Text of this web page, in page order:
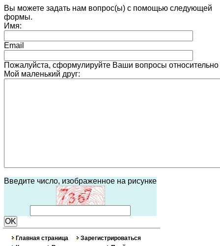
Вы можете задать нам вопрос(ы) с помощью следующей
формы.
Имя:
Email
Пожалуйста, сформулируйте Ваши вопросы относительно
Мой маленький друг:
Введите число, изображенное на рисунке
Главная страница
Зарегистрироваться